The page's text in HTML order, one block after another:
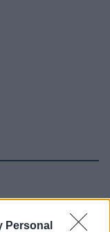
Personal